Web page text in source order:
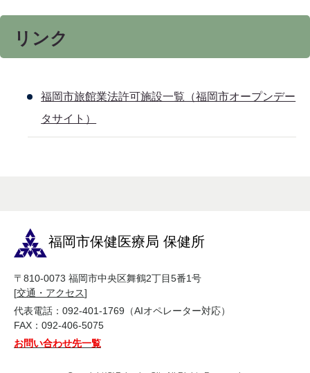
リンク
福岡市旅館業法許可施設一覧（福岡市オープンデー
タサイト）
福岡市保健医療局 保健所
〒810-0073 福岡市中央区舞鶴2丁目5番1号
[交通・アクセス]
代表電話：092-401-1769（AIオペレーター対応）
FAX：092-406-5075
お問い合わせ先一覧